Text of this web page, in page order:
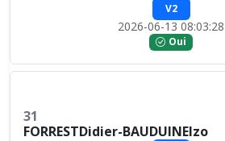
V2
2026-06-13 08:03:28
Oui
31
FORRESTDidier-BAUDUINElzo